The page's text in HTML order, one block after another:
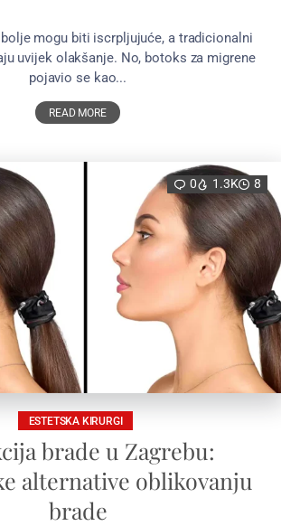
mogu biti iscrpljujuće, a tradicionalni
uvijek olakšanje. No, botoks za migrene
pojavio se kao...
READ MORE
0 1.3K 8
ESTETSKA KIRURGI
brade u Zagrebu:
alternative oblikovanju
brade